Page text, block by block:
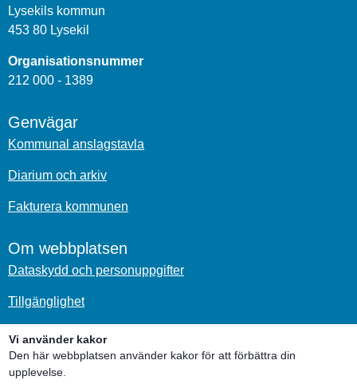
Vi använder kakor
Den här webbplatsen använder kakor för att förbättra din
upplevelse.
Lysekils kommun
453 80 Lysekil
Organisationsnummer
212 000 - 1389
Genvägar
Kommunal anslagstavla
Diarium och arkiv
Fakturera kommunen
Om webbplatsen
Dataskydd och personuppgifter
Tillgänglighet
Om kakor
Sociala medier